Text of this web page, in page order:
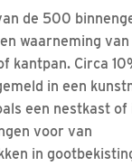
de 500
waarneming
kantpan. Circa
in een
een nestkast
voor van
in